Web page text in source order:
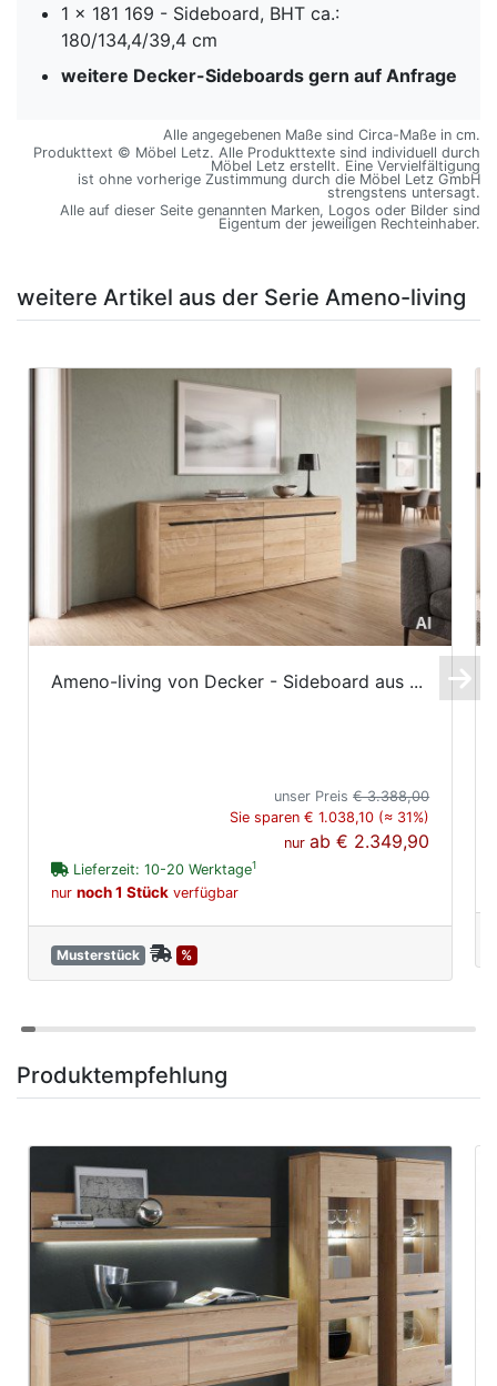
1 x 181 169 - Sideboard, BHT ca.:
180/134,4/39,4 cm
weitere Decker-Sideboards gern auf Anfrage
Alle angegebenen Maße sind Circa-Maße in cm.
Produkttext © Möbel Letz. Alle Produkttexte sind individuell durch
Möbel Letz erstellt. Eine Vervielfältigung
ist ohne vorherige Zustimmung durch die Möbel Letz GmbH
strengstens untersagt.
Alle auf dieser Seite genannten Marken, Logos oder Bilder sind
Eigentum der jeweiligen Rechteinhaber.
weitere Artikel aus der Serie Ameno-living
Ameno-living von Decker - Sideboard aus ...
unser Preis€ 3.388,00
Sie sparen € 1.038,10 (≈ 31%)
nurab€ 2.349,90
Lieferzeit: 10-20 Werktage1
nur noch 1 Stück verfügbar
Musterstück %
Produktempfehlung